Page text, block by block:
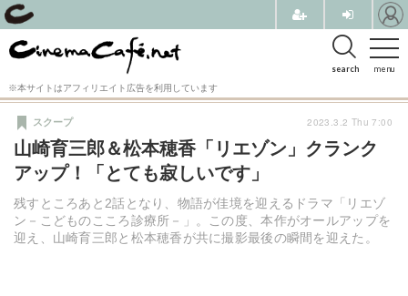
menu
search
※本サイトはアフィリエイト広告を利用しています
山崎育三郎＆松本穂香「リエゾン」クランク
アップ！「とても寂しいです」
残すところあと2話となり、物語が佳境を迎えるドラマ「リエゾ
ン－こどものこころ診療所－」。この度、本作がオールアップを
迎え、山崎育三郎と松本穂香が共に撮影最後の瞬間を迎えた。
スクープ 2023.3.2 Thu 7:00